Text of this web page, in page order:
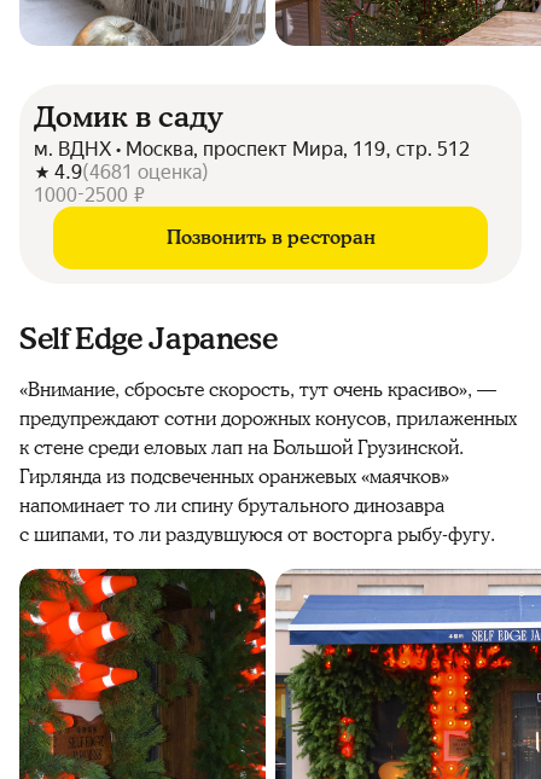
Домик в саду
м. ВДНХ • Москва, проспект Мира, 119, стр. 512
4.9(4681 оценка)
1000-2500 ₽
Позвонить в ресторан
Self Edge Japanese
«Внимание, сбросьте скорость, тут очень красиво», —
предупреждают сотни дорожных конусов, прилаженных
к стене среди еловых лап на Большой Грузинской.
Гирлянда из подсвеченных оранжевых «маячков»
напоминает то ли спину брутального динозавра
с шипами, то ли раздувшуюся от восторга рыбу-фугу.